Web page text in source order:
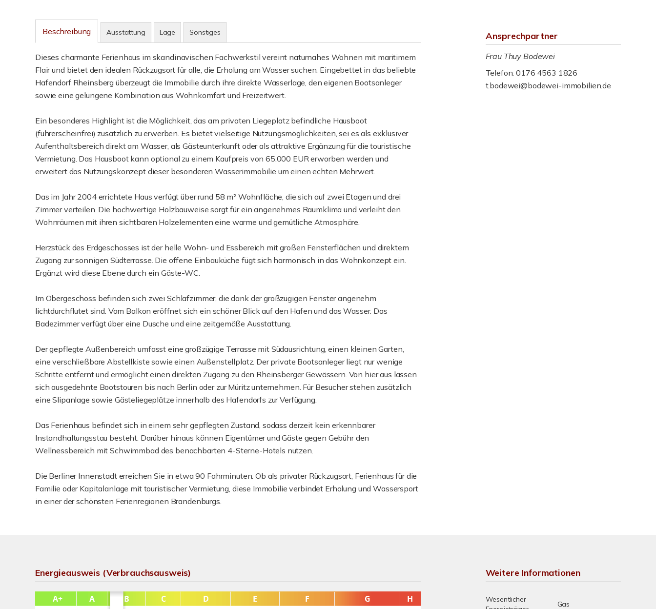
Beschreibung Ausstattung Lage Sonstiges
Dieses charmante Ferienhaus im skandinavischen Fachwerkstil vereint naturnahes Wohnen mit maritimem
Flair und bietet den idealen Rückzugsort für alle, die Erholung am Wasser suchen. Eingebettet in das beliebte
Hafendorf Rheinsberg überzeugt die Immobilie durch ihre direkte Wasserlage, den eigenen Bootsanleger
sowie eine gelungene Kombination aus Wohnkomfort und Freizeitwert.
Ein besonderes Highlight ist die Möglichkeit, das am privaten Liegeplatz befindliche Hausboot
(führerscheinfrei) zusätzlich zu erwerben. Es bietet vielseitige Nutzungsmöglichkeiten, sei es als exklusiver
Aufenthaltsbereich direkt am Wasser, als Gästeunterkunft oder als attraktive Ergänzung für die touristische
Vermietung. Das Hausboot kann optional zu einem Kaufpreis von 65.000 EUR erworben werden und
erweitert das Nutzungskonzept dieser besonderen Wasserimmobilie um einen echten Mehrwert.
Das im Jahr 2004 errichtete Haus verfügt über rund 58 m² Wohnfläche, die sich auf zwei Etagen und drei
Zimmer verteilen. Die hochwertige Holzbauweise sorgt für ein angenehmes Raumklima und verleiht den
Wohnräumen mit ihren sichtbaren Holzelementen eine warme und gemütliche Atmosphäre.
Herzstück des Erdgeschosses ist der helle Wohn- und Essbereich mit großen Fensterflächen und direktem
Zugang zur sonnigen Südterrasse. Die offene Einbauküche fügt sich harmonisch in das Wohnkonzept ein.
Ergänzt wird diese Ebene durch ein Gäste-WC.
Im Obergeschoss befinden sich zwei Schlafzimmer, die dank der großzügigen Fenster angenehm
lichtdurchflutet sind. Vom Balkon eröffnet sich ein schöner Blick auf den Hafen und das Wasser. Das
Badezimmer verfügt über eine Dusche und eine zeitgemäße Ausstattung.
Der gepflegte Außenbereich umfasst eine großzügige Terrasse mit Südausrichtung, einen kleinen Garten,
eine verschließbare Abstellkiste sowie einen Außenstellplatz. Der private Bootsanleger liegt nur wenige
Schritte entfernt und ermöglicht einen direkten Zugang zu den Rheinsberger Gewässern. Von hier aus lassen
sich ausgedehnte Bootstouren bis nach Berlin oder zur Müritz unternehmen. Für Besucher stehen zusätzlich
eine Slipanlage sowie Gästeliegeplätze innerhalb des Hafendorfs zur Verfügung.
Das Ferienhaus befindet sich in einem sehr gepflegten Zustand, sodass derzeit kein erkennbarer
Instandhaltungsstau besteht. Darüber hinaus können Eigentümer und Gäste gegen Gebühr den
Wellnessbereich mit Schwimmbad des benachbarten 4-Sterne-Hotels nutzen.
Die Berliner Innenstadt erreichen Sie in etwa 90 Fahrminuten. Ob als privater Rückzugsort, Ferienhaus für die
Familie oder Kapitalanlage mit touristischer Vermietung, diese Immobilie verbindet Erholung und Wassersport
in einer der schönsten Ferienregionen Brandenburgs.
Ansprechpartner
Frau Thuy Bodewei
Telefon: 0176 4563 1826
t.bodewei@bodewei-immobilien.de
Energieausweis (Verbrauchsausweis) Weitere Informationen
Wesentlicher
Gas